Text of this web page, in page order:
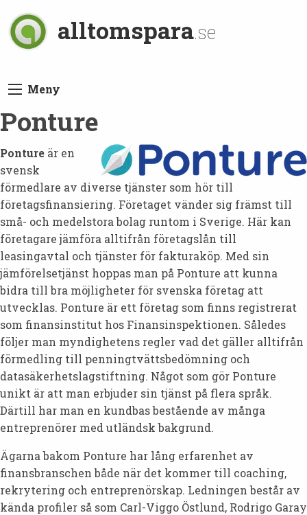
alltomspara.se
Meny
Ponture
Ponture är en
svensk
förmedlare av diverse tjänster som hör till
företagsfinansiering. Företaget vänder sig främst till
små- och medelstora bolag runtom i Sverige. Här kan
företagare jämföra alltifrån företagslån till
leasingavtal och tjänster för fakturaköp. Med sin
jämförelsetjänst hoppas man på Ponture att kunna
bidra till bra möjligheter för svenska företag att
utvecklas. Ponture är ett företag som finns registrerat
som finansinstitut hos Finansinspektionen. Således
följer man myndighetens regler vad det gäller alltifrån
förmedling till penningtvättsbedömning och
datasäkerhetslagstiftning. Något som gör Ponture
unikt är att man erbjuder sin tjänst på flera språk.
Därtill har man en kundbas bestående av många
entreprenörer med utländsk bakgrund.
Ägarna bakom Ponture har lång erfarenhet av
finansbranschen både när det kommer till coaching,
rekrytering och entreprenörskap. Ledningen består av
kända profiler så som Carl-Viggo Östlund, Rodrigo Garay